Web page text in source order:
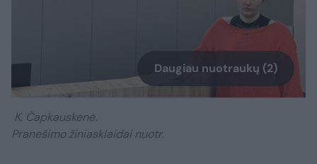
Daugiau nuotraukų (2)
K. Čapkauskenė.
Pranešimo žiniasklaidai nuotr.